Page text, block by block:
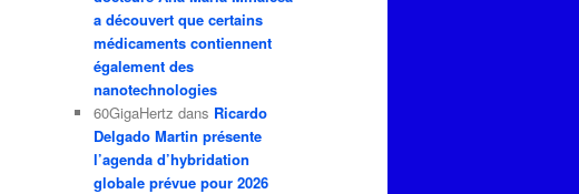
a découvert que certains
médicaments contiennent
également des
nanotechnologies
60GigaHertz dans Ricardo
Delgado Martin présente
l’agenda d’hybridation
globale prévue pour 2026